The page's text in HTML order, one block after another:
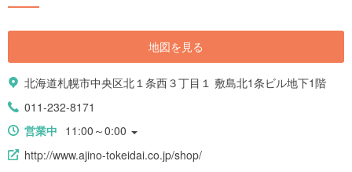
地図を見る
北海道札幌市中央区北１条西３丁目１ 敷島北1条ビル地下1階
011-232-8171
営業中 11:00～0:00
http://www.ajino-tokeidai.co.jp/shop/